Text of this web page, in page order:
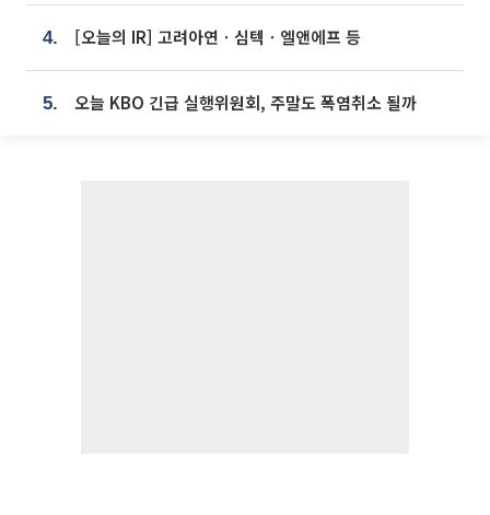
4. [오늘의 IR] 고려아연ㆍ심텍ㆍ엘앤에프 등
5. 오늘 KBO 긴급 실행위원회, 주말도 폭염취소 될까